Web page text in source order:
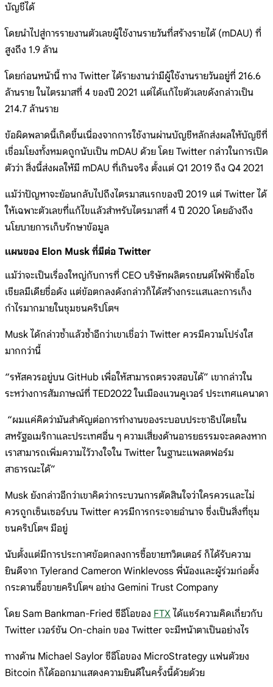
บัญชีได้
โดยนำไปสู่การรายงานตัวเลขผู้ใช้งานรายวันที่สร้างรายได้ (mDAU) ที่
สูงถึง 1.9 ล้าน
โดยก่อนหน้านี้ ทาง Twitter ได้รายงานว่ามีผู้ใช้งานรายวันอยู่ที่ 216.6
ล้านราย ในไตรมาสที่ 4 ของปี 2021 แต่ได้แก้ไขตัวเลขดังกล่าวเป็น
214.7 ล้านราย
ข้อผิดพลาดนี้เกิดขึ้นเนื่องจากการใช้งานผ่านบัญชีหลักส่งผลให้บัญชีที่
เชื่อมโยงทั้งหมดถูกนับเป็น mDAU ด้วย โดย Twitter กล่าวในการเปิด
ตัวว่า สิ่งนี้ส่งผลให้มี mDAU ที่เกินจริง ตั้งแต่ Q1 2019 ถึง Q4 2021
แม้ว่าปัญหาจะย้อนกลับไปถึงไตรมาสแรกของปี 2019 แต่ Twitter ได้
ให้เฉพาะตัวเลขที่แก้ไขแล้วสำหรับไตรมาสที่ 4 ปี 2020 โดยอ้างถึง
นโยบายการเก็บรักษาข้อมูล
แผนของ Elon Musk ที่มีต่อ Twitter
แม้ว่าจะเป็นเรื่องใหญ่กับการที่ CEO บริษัทผลิตรถยนต์ไฟฟ้าซื้อโซ
เชียลมีเดียชื่อดัง แต่ข้อตกลงดังกล่าวก็ได้สร้างกระแสและการเก็ง
กำไรมากมายในชุมชนคริปโตฯ
Musk ได้กล่าวซ้ำแล้วซ้ำอีกว่าเขาเชื่อว่า Twitter ควรมีความโปร่งใส
มากกว่านี้
“รหัสควรอยู่บน GitHub เพื่อให้สามารถตรวจสอบได้” เขากล่าวใน
ระหว่างการสัมภาษณ์ที่ TED2022 ในเมืองแวนคูเวอร์ ประเทศแคนาดา
“ผมแค่คิดว่ามันสำคัญต่อการทำงานของระบอบประชาธิปไตยใน
สหรัฐอเมริกาและประเทศอื่น ๆ ความเสี่ยงด้านอารยธรรมจะลดลงหาก
เราสามารถเพิ่มความไว้วางใจใน Twitter ในฐานะแพลตฟอร์ม
สาธารณะได้”
Musk ยังกล่าวอีกว่าเขาคิดว่ากระบวนการตัดสินใจว่าใครควรและไม่
ควรถูกเซ็นเซอร์บน Twitter ควรมีการกระจายอำนาจ ซึ่งเป็นสิ่งที่ชุม
ชนคริปโตฯ มีอยู่
นับตั้งแต่มีการประกาศข้อตกลงการซื้อขายทวิตเตอร์ ก็ได้รับความ
ยินดีจาก Tylerand Cameron Winklevoss พี่น้องและผู้ร่วมก่อตั้ง
กระดานซื้อขายคริปโตฯ อย่าง Gemini Trust Company
โดย Sam Bankman-Fried ซีอีโอของ FTX ได้แชร์ความคิดเกี่ยวกับ
Twitter เวอร์ชัน On-chain ของ Twitter จะมีหน้าตาเป็นอย่างไร
ทางด้าน Michael Saylor ซีอีโอของ MicroStrategy แฟนตัวยง
Bitcoin ก็ได้ออกมาแสดงความยินดีในครั้งนี้ด้วยด้วย